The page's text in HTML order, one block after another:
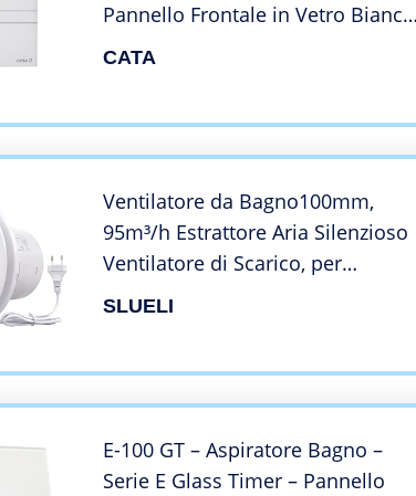
Pannello Frontale in Vetro Bianco
– Classe Energetica B – Aspiratore
CATA
Ventilatore da Bagno100mm,
95m³/h Estrattore Aria Silenzioso
Ventilatore di Scarico, per
Bagno,Cucina,Serra,WC,con
SLUELI
E-100 GT – Aspiratore Bagno –
Serie E Glass Timer – Pannello